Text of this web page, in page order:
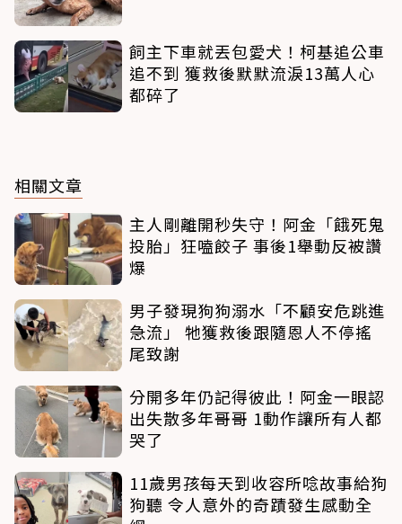
飼主下車就丟包愛犬！柯基追公車
追不到 獲救後默默流淚13萬人心
都碎了
相關文章
主人剛離開秒失守！阿金「餓死鬼
投胎」狂嗑餃子 事後1舉動反被讚
爆
男子發現狗狗溺水「不顧安危跳進
急流」 牠獲救後跟隨恩人不停搖
尾致謝
分開多年仍記得彼此！阿金一眼認
出失散多年哥哥 1動作讓所有人都
哭了
11歲男孩每天到收容所唸故事給狗
狗聽 令人意外的奇蹟發生感動全